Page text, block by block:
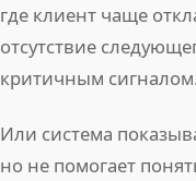
где клиент чаще
отсутствие
критичным сигналом.
Или система
но не помогает